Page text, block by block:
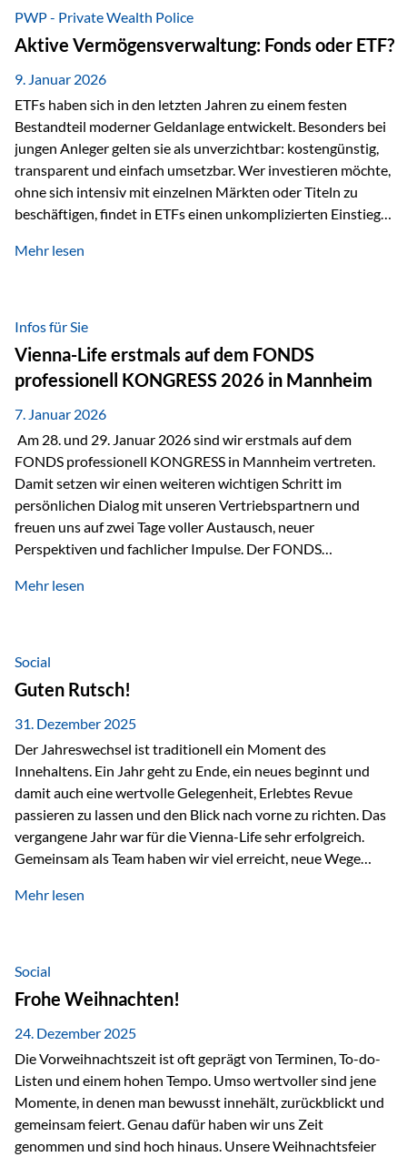
Inflationsrobustheit und Stabilisierung – eingebettet in eine
liechtensteinische Versicherungsstruktur. Die
Sicherheitsarchitektur: Liechtenstein als Strukturprinzip Die
Private Wealth Police positioniert sich mit einer dreistufigen
Sicherheitsarchitektur, die auf mehreren Ebenen ansetzt:
Stufe 1: Versicherer-Ebene • Versicherung mit…
PWP - Private Wealth Police
Aktive Vermögensverwaltung: Fonds oder ETF?
9. Januar 2026
ETFs haben sich in den letzten Jahren zu einem festen
Bestandteil moderner Geldanlage entwickelt. Besonders bei
jungen Anleger gelten sie als unverzichtbar: kostengünstig,
transparent und einfach umsetzbar. Wer investieren möchte,
ohne sich intensiv mit einzelnen Märkten oder Titeln zu
beschäftigen, findet in ETFs einen unkomplizierten Einstieg
werden häufig kritisch betrachtet. Sie gelten als teurer,
Beide Ansätze haben ihre Berechtigung und ihre Stärken
entfalten sie oft gerade in Kombination. ETFs: Effizient, breit
gestreut und klar strukturiert…
Mehr lesen
Infos für Sie
Vienna-Life erstmals auf dem FONDS
professionell KONGRESS 2026 in Mannheim
7. Januar 2026
Am 28. und 29. Januar 2026 sind wir erstmals auf dem
FONDS professionell KONGRESS in Mannheim vertreten.
Damit setzen wir einen weiteren wichtigen Schritt im
persönlichen Dialog mit unseren Vertriebspartnern und
freuen uns auf zwei Tage voller Austausch, neuer
Perspektiven und fachlicher Impulse. Der FONDS
Branchentreffen für Finanz- und Versicherungsprofis im
Vermögensstrukturierung und Nachfolgeplanung
gemeinsam zu diskutieren. Persönlich für Sie vor Ort An
beiden Kongresstagen stehen Ihnen Maximilian
Fichtenbauer, Dirk…
Mehr lesen
Social
Guten Rutsch!
31. Dezember 2025
Der Jahreswechsel ist traditionell ein Moment des
Innehaltens. Ein Jahr geht zu Ende, ein neues beginnt und
damit auch eine wertvolle Gelegenheit, Erlebtes Revue
passieren zu lassen und den Blick nach vorne zu richten. Das
vergangene Jahr war für die Vienna-Life sehr erfolgreich.
Gemeinsam als Team haben wir viel erreicht, neue Wege
Veranstaltungen wie der Schnifisschnauf, aber auch unsere
starkes Miteinander ist. Neben diesen gemeinsamen
Erlebnissen konnten wir…
Mehr lesen
Social
Frohe Weihnachten!
24. Dezember 2025
Die Vorweihnachtszeit ist oft geprägt von Terminen, To-do-
Listen und einem hohen Tempo. Umso wertvoller sind jene
Momente, in denen man bewusst innehält, zurückblickt und
gemeinsam feiert. Genau dafür haben wir uns Zeit
genommen und sind hoch hinaus. Unsere Weihnachtsfeier